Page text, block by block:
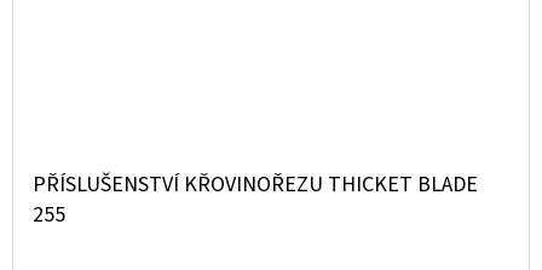
PŘÍSLUŠENSTVÍ KŘOVINOŘEZU THICKET BLADE
255